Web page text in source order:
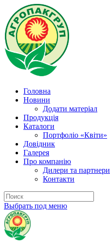
Головна
Новини
Додати матеріал
Продукція
Каталоги
Портфоліо «Квіти»
Довідник
Галерея
Про компанію
Дилери та партнери
Контакти
Выбрать под меню